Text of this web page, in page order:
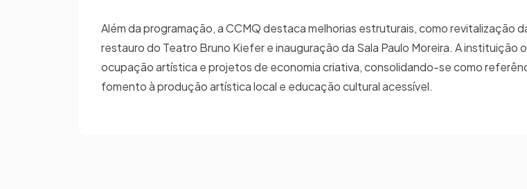
Além da programação, a CCMQ destaca melhorias estruturais, como revitalização
restauro do Teatro Bruno Kiefer e inauguração da Sala Paulo Moreira. A instituição
ocupação artística e projetos de economia criativa, consolidando-se como
fomento à produção artística local e educação cultural acessível.